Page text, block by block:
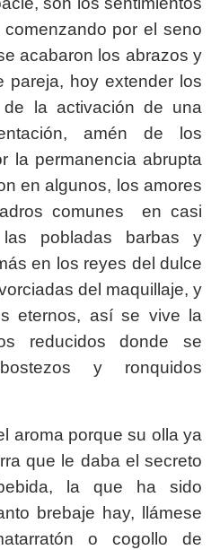
por el seno
acabaron los abrazos y
pareja, hoy extender los
la activación de una
amén de los
la permanencia abrupta
en algunos, los amores
comunes en casi
pobladas barbas y
en los reyes del dulce
del maquillaje, y
eternos, así se vive la
reducidos donde se
y ronquidos
aroma porque su olla ya
que le daba el secreto
la que ha sido
brebaje hay, llámese
o cogollo de